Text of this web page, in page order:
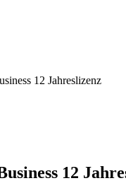
12 Jahreslizenz
12